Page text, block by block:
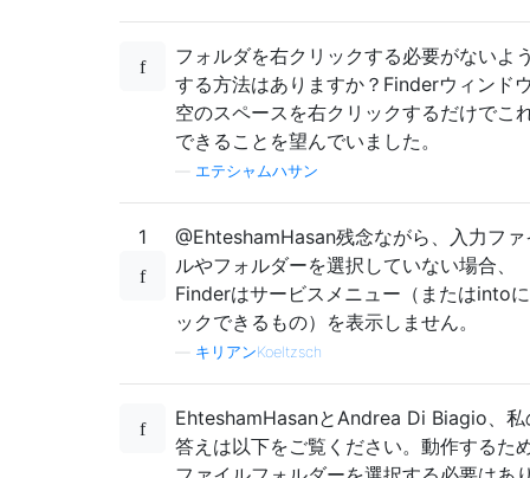
フォルダを右クリックする必要がないよ
する方法はありますか？Finderウィンド
空のスペースを右クリックするだけでこ
できることを望んでいました。
エテシャムハサン
1
@EhteshamHasan残念ながら、入力ファ
ルやフォルダーを選択していない場合、
Finderはサービスメニュー（またはinto
ックできるもの）を表示しません。
キリアンKoeltzsch
EhteshamHasanとAndrea Di Biagio、私
答えは以下をご覧ください。動作するた